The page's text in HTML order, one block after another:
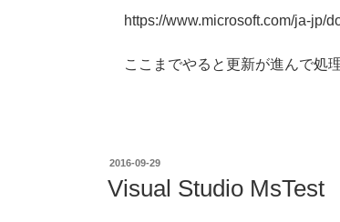
https://www.microsoft.com/ja-jp/
ここまでやると更新が進んで処
投
日:
2016-09-29
Visual Studio MsTest